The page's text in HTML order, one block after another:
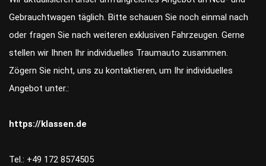
Gebrauchtwagen täglich. Bitte schauen Sie noch einmal nach
oder fragen Sie nach weiteren exklusiven Fahrzeugen. Gerne
stellen wir Ihnen Ihr individuelles Traumauto zusammen.
Zögern Sie nicht, uns zu kontaktieren, um Ihr individuelles
Angebot unter.:
https://klassen.de
Tel.: +49 172 8574505